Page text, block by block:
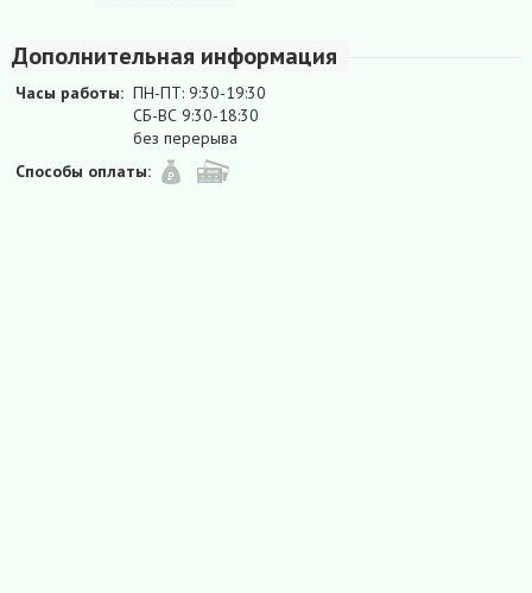
Дополнительная информация
Часы работы: ПН-ПТ: 9:30-19:30
СБ-ВС 9:30-18:30
без перерыва
Способы оплаты: